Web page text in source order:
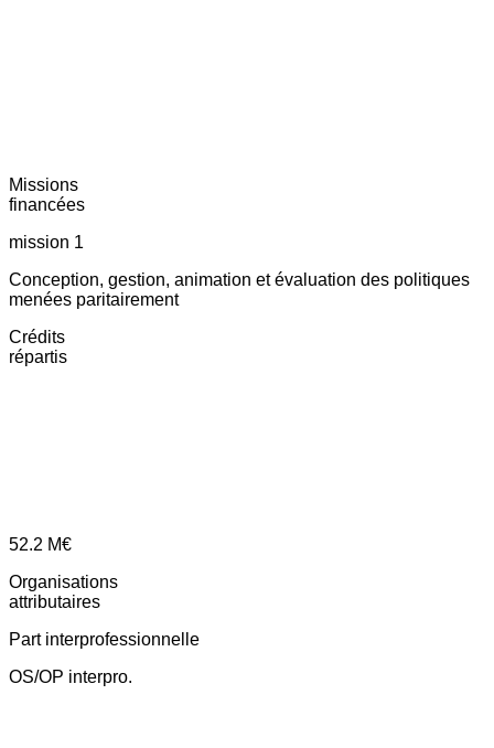
Missions
financées
mission 1
Conception, gestion, animation et évaluation des politiques
menées paritairement
Crédits
répartis
52.2 M€
Organisations
attributaires
Part interprofessionnelle
OS/OP interpro.